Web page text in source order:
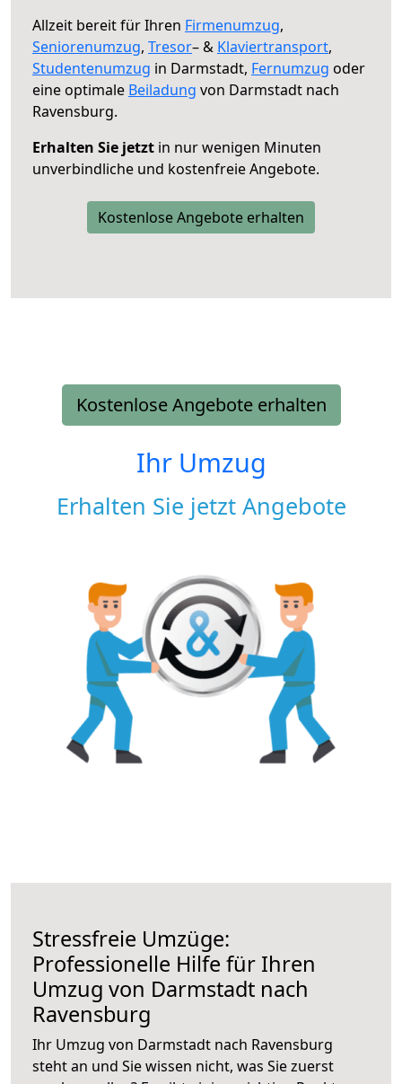
Allzeit bereit für Ihren Firmenumzug,
Seniorenumzug, Tresor– & Klaviertransport,
Studentenumzug in Darmstadt, Fernumzug oder
eine optimale Beiladung von Darmstadt nach
Ravensburg.
Erhalten Sie jetzt in nur wenigen Minuten
unverbindliche und kostenfreie Angebote.
Kostenlose Angebote erhalten
Kostenlose Angebote erhalten
Ihr Umzug
Erhalten Sie jetzt Angebote
Stressfreie Umzüge:
Professionelle Hilfe für Ihren
Umzug von Darmstadt nach
Ravensburg
Ihr Umzug von Darmstadt nach Ravensburg
steht an und Sie wissen nicht, was Sie zuerst